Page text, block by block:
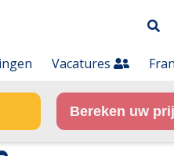
Vacatures
Bereken uw